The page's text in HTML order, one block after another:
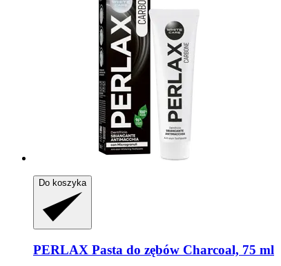
Do koszyka
PERLAX Pasta do zębów Charcoal, 75 ml